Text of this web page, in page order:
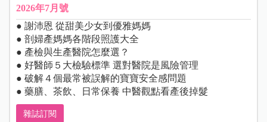
2026年7月號
● 謝沛恩 從甜美少女到優雅媽媽
● 剖婦產媽媽各階段照護大全
● 產檢與生產醫院怎麼選？
● 好醫師５大檢驗標準 選對醫院是風險管理
● 破解４個最常被誤解的寶寶安全感問題
● 藥膳、茶飲、日常保養 中醫觀點看產後掉髮
雜誌訂閱